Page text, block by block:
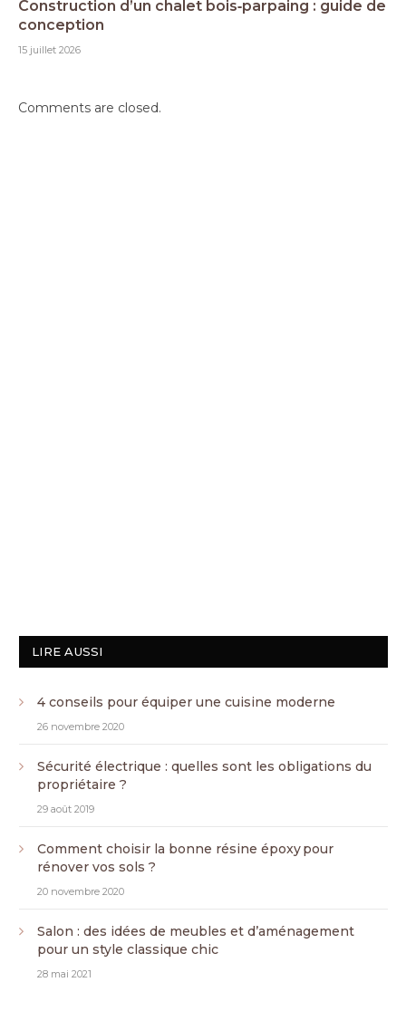
Construction d’un chalet bois‑parpaing : guide de
conception
15 juillet 2026
Comments are closed.
LIRE AUSSI
4 conseils pour équiper une cuisine moderne
26 novembre 2020
Sécurité électrique : quelles sont les obligations du
propriétaire ?
29 août 2019
Comment choisir la bonne résine époxy pour
rénover vos sols ?
20 novembre 2020
Salon : des idées de meubles et d’aménagement
pour un style classique chic
28 mai 2021